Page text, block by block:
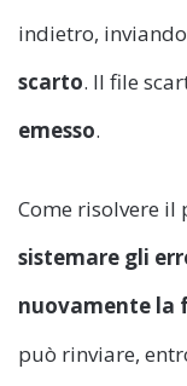
indietro, inviando
scarto. Il file
emesso.
Come risolvere il
sistemare gli
nuovamente la
può rinviare,